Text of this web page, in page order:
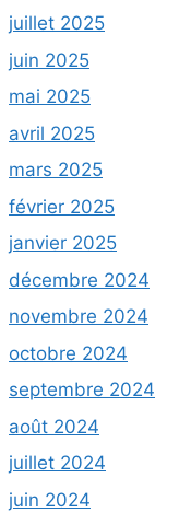
juillet 2025
juin 2025
mai 2025
avril 2025
mars 2025
février 2025
janvier 2025
décembre 2024
novembre 2024
octobre 2024
septembre 2024
août 2024
juillet 2024
juin 2024